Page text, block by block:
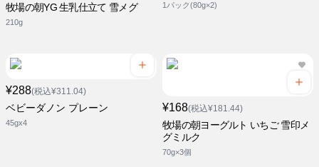
牧場の朝YG 生乳仕立て 雪メグ
210g
1パック(80g×2)
¥288(税込¥311.04)
ベビーダノン プレーン
45gx4
¥168(税込¥181.44)
牧場の朝ヨーグルト いちご 雪印メ
グミルク
70g×3個